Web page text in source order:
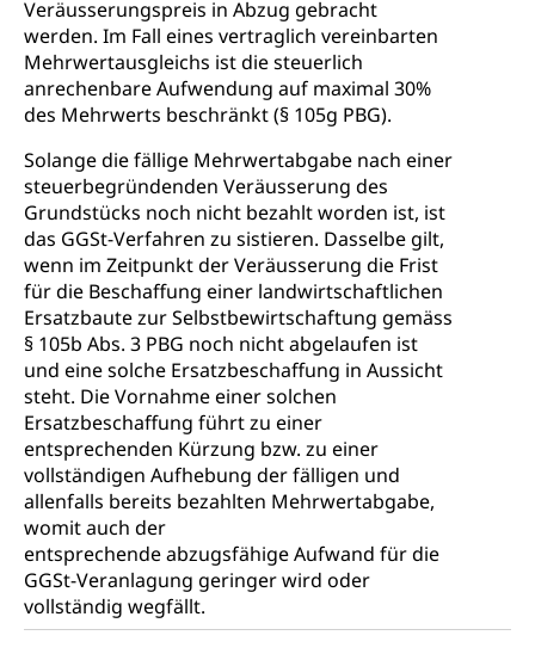
Veräusserungspreis in Abzug gebracht
werden. Im Fall eines vertraglich vereinbarten
Mehrwertausgleichs ist die steuerlich
anrechenbare Aufwendung auf maximal 30%
des Mehrwerts beschränkt (§ 105g PBG).
Solange die fällige Mehrwertabgabe nach einer
steuerbegründenden Veräusserung des
Grundstücks noch nicht bezahlt worden ist, ist
das GGSt-Verfahren zu sistieren. Dasselbe gilt,
wenn im Zeitpunkt der Veräusserung die Frist
für die Beschaffung einer landwirtschaftlichen
Ersatzbaute zur Selbstbewirtschaftung gemäss
§ 105b Abs. 3 PBG noch nicht abgelaufen ist
und eine solche Ersatzbeschaffung in Aussicht
steht. Die Vornahme einer solchen
Ersatzbeschaffung führt zu einer
entsprechenden Kürzung bzw. zu einer
vollständigen Aufhebung der fälligen und
allenfalls bereits bezahlten Mehrwertabgabe,
womit auch der
entsprechende abzugsfähige Aufwand für die
GGSt-Veranlagung geringer wird oder
vollständig wegfällt.